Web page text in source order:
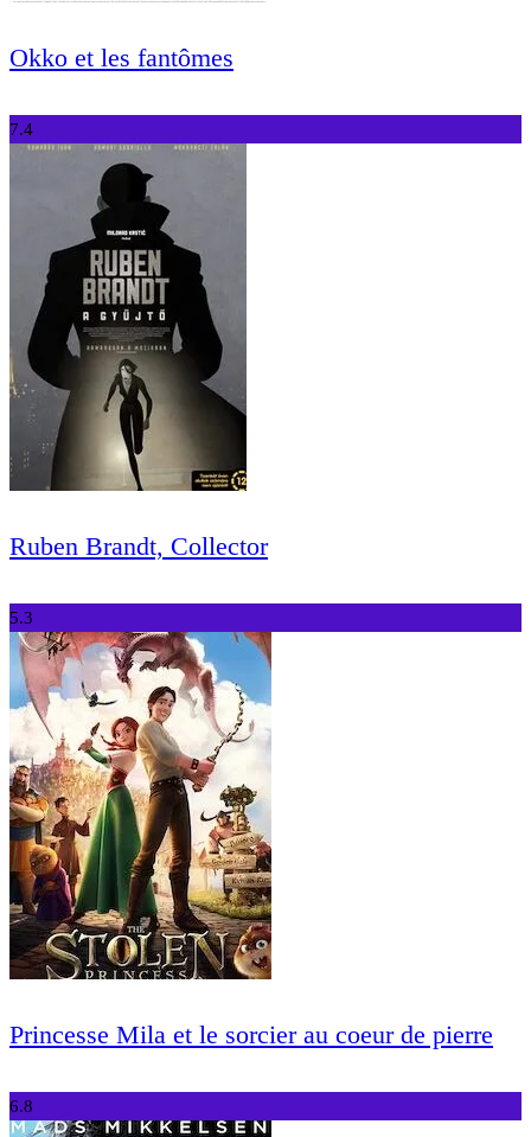
Okko et les fantômes
7.4
Ruben Brandt, Collector
5.3
Princesse Mila et le sorcier au coeur de pierre
6.8